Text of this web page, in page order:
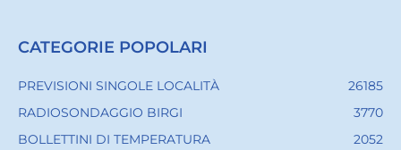
CATEGORIE POPOLARI
PREVISIONI SINGOLE LOCALITÀ
26185
RADIOSONDAGGIO BIRGI
3770
BOLLETTINI DI TEMPERATURA
2052